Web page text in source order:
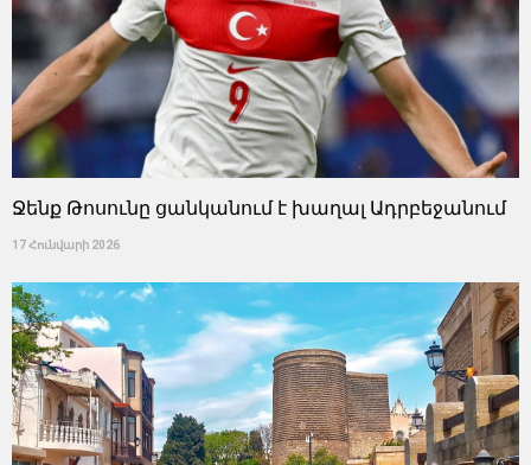
Ջենք Թոսունը ցանկանում է խաղալ Ադրբեջանում
17 Հունվարի 2026